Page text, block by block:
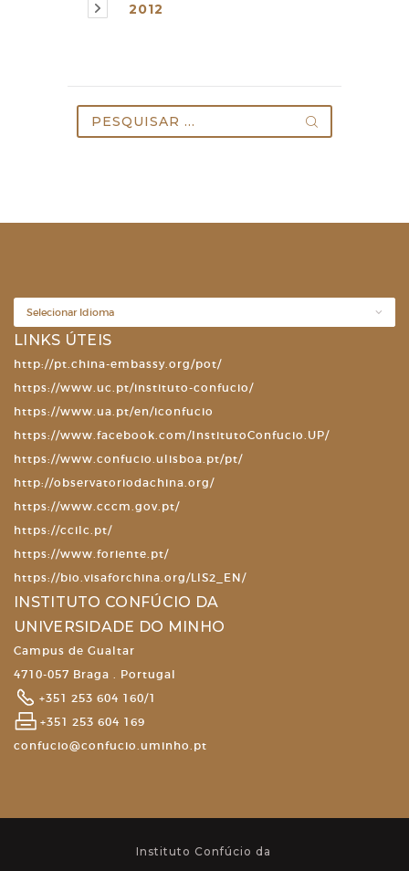
2012
por:
LINKS ÚTEIS
http://pt.china-embassy.org/pot/
https://www.uc.pt/instituto-confucio/
https://www.ua.pt/en/iconfucio
https://www.facebook.com/InstitutoConfucio.UP/
https://www.confucio.ulisboa.pt/pt/
http://observatoriodachina.org/
https://www.cccm.gov.pt/
https://ccilc.pt/
https://www.foriente.pt/
https://bio.visaforchina.org/LIS2_EN/
INSTITUTO CONFÚCIO DA
UNIVERSIDADE DO MINHO
Campus de Gualtar
4710-057 Braga . Portugal
+351 253 604 160/1
+351 253 604 169
confucio@confucio.uminho.pt
Instituto Confúcio da